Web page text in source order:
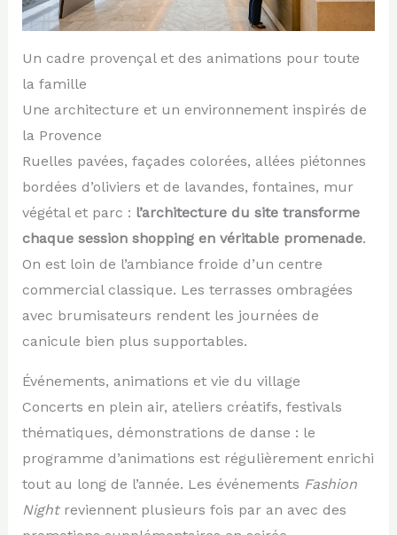
Un cadre provençal et des animations pour toute
la famille
Une architecture et un environnement inspirés de
la Provence
Ruelles pavées, façades colorées, allées piétonnes
bordées d’oliviers et de lavandes, fontaines, mur
végétal et parc : l’architecture du site transforme
chaque session shopping en véritable promenade.
On est loin de l’ambiance froide d’un centre
commercial classique. Les terrasses ombragées
avec brumisateurs rendent les journées de
canicule bien plus supportables.
Événements, animations et vie du village
Concerts en plein air, ateliers créatifs, festivals
thématiques, démonstrations de danse : le
programme d’animations est régulièrement enrichi
tout au long de l’année. Les événements Fashion
Nightreviennent plusieurs fois par an avec des